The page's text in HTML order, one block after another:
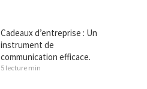
Cadeaux d’entreprise : Un
instrument de
communication efficace.
5 lecture min